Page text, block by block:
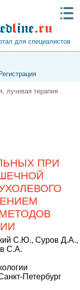
для специалистов
Регистрация
лучевая терапия
ПРИ
С.Ю., Суров Д.А.,
С.А.
Петербург